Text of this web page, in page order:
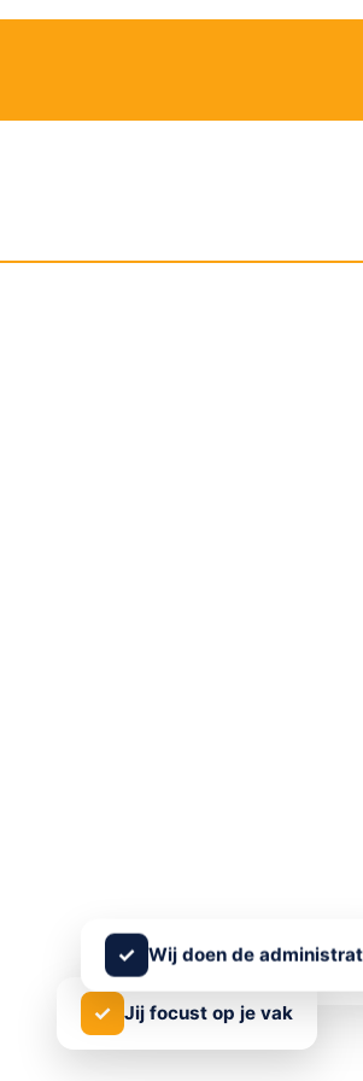
✓ Jij focust op je vak
✓ Wij doen de